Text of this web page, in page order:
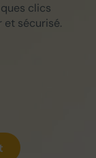
clics
sécurisé.